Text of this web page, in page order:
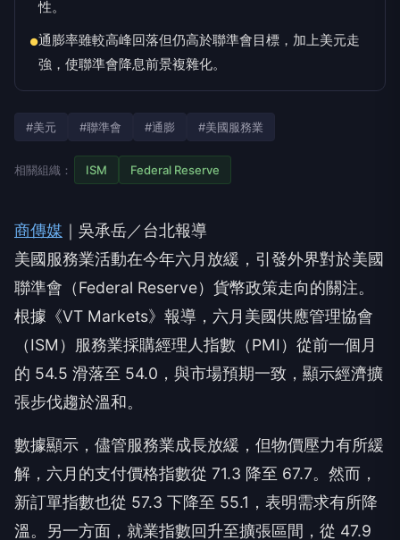
性。
●通膨率雖較高峰回落但仍高於聯準會目標，加上美元走
強，使聯準會降息前景複雜化。
#美元 #聯準會 #通膨 #美國服務業
相關組織： ISM Federal Reserve
商傳媒 ｜吳承岳／台北報導
美國服務業活動在今年六月放緩，引發外界對於美國
聯準會（Federal Reserve）貨幣政策走向的關注。
根據《VT Markets》報導，六月美國供應管理協會
（ISM）服務業採購經理人指數（PMI）從前一個月
的 54.5 滑落至 54.0，與市場預期一致，顯示經濟擴
張步伐趨於溫和。
數據顯示，儘管服務業成長放緩，但物價壓力有所緩
解，六月的支付價格指數從 71.3 降至 67.7。然而，
新訂單指數也從 57.3 下降至 55.1，表明需求有所降
溫。另一方面，就業指數回升至擴張區間，從 47.9